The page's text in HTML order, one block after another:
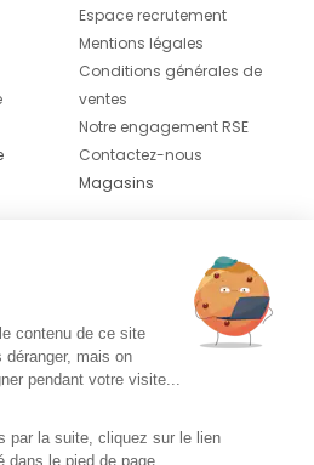
Espace recrutement
Mentions légales
Conditions générales de
ventes
Notre engagement RSE
Contactez-nous
Magasins
& le
contenu de ce site
mais on
pendant votre visite...
par la suite, cliquez sur le lien
le pied de page.